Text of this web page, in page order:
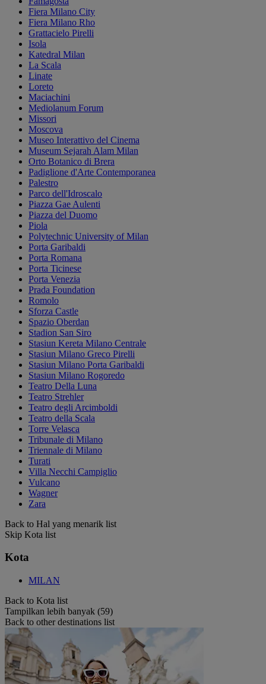
Fiera Milano City
Fiera Milano Rho
Grattacielo Pirelli
Isola
Katedral Milan
La Scala
Linate
Loreto
Maciachini
Mediolanum Forum
Missori
Moscova
Museo Interattivo del Cinema
Museum Sejarah Alam Milan
Orto Botanico di Brera
Padiglione d'Arte Contemporanea
Palestro
Parco dell'Idroscalo
Piazza Gae Aulenti
Piazza del Duomo
Piola
Polytechnic University of Milan
Porta Garibaldi
Porta Romana
Porta Ticinese
Porta Venezia
Prada Foundation
Romolo
Sforza Castle
Spazio Oberdan
Stadion San Siro
Stasiun Kereta Milano Centrale
Stasiun Milano Greco Pirelli
Stasiun Milano Porta Garibaldi
Stasiun Milano Rogoredo
Teatro Della Luna
Teatro Strehler
Teatro degli Arcimboldi
Teatro della Scala
Torre Velasca
Tribunale di Milano
Triennale di Milano
Turati
Villa Necchi Campiglio
Vulcano
Wagner
Zara
Back to Hal yang menarik list
Skip Kota list
Kota
MILAN
Back to Kota list
Tampilkan lebih banyak (59)
Back to other destinations list